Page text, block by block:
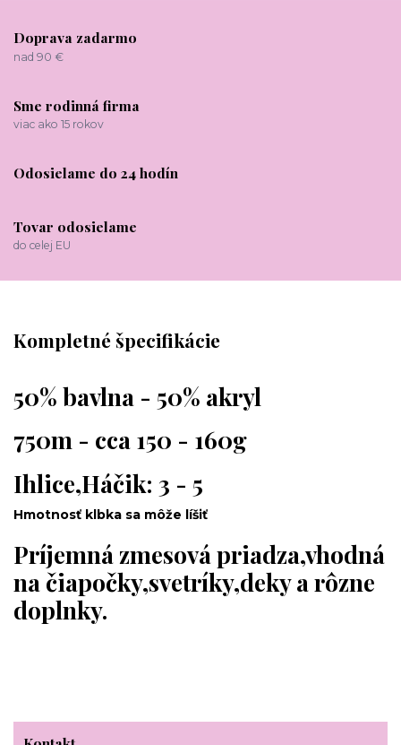
Doprava zadarmo
nad 90 €
Sme rodinná firma
viac ako 15 rokov
Odosielame do 24 hodín
Tovar odosielame
do celej EU
Kompletné špecifikácie
50% bavlna - 50% akryl
750m - cca 150 - 160g
Ihlice,Háčik: 3 - 5
Hmotnosť klbka sa môže líšiť
Príjemná zmesová priadza,vhodná
na čiapočky,svetríky,deky a rôzne
doplnky.